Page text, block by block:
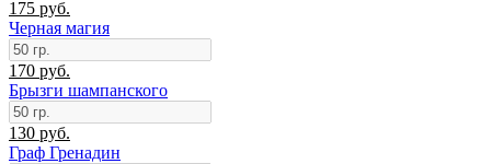
175 руб.
Черная магия
170 руб.
Брызги шампанского
130 руб.
Граф Гренадин